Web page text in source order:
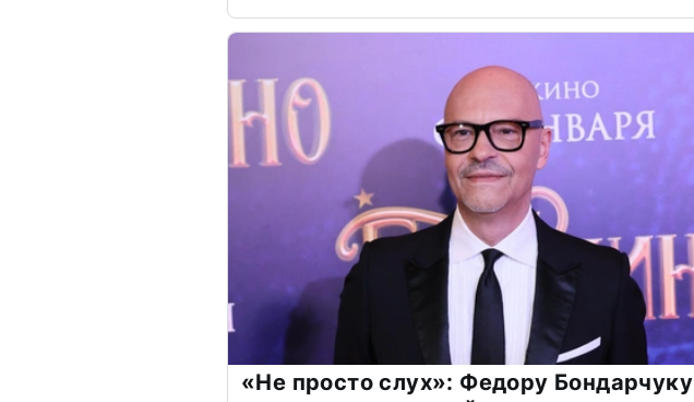
«Не просто слух»: Федору Бондарчуку